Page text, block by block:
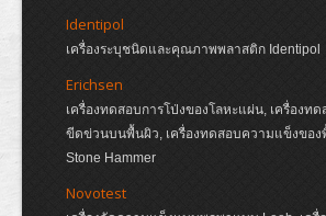
Identipol
เครื่องระบุชนิดและคุณภาพพลาสติก Identipol
Erichsen
เครื่องทดสอบการโป่งของโลหะแผ่น, เครื่องท
ขีดข่วนบนพื้นผิว, เครื่องทดสอบความแข็งขอ
Stone Hammer
Novotest